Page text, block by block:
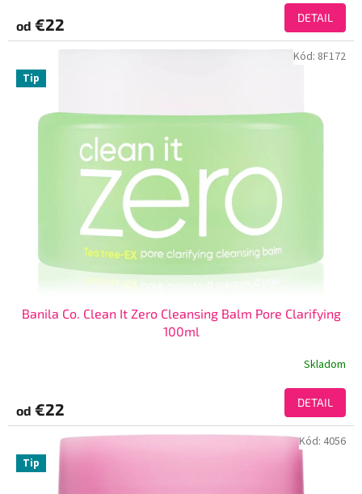
od €22 DETAIL
Tip
Banila Co. Clean It Zero Cleansing Balm Pore Clarifying
100ml
Skladom
od €22 DETAIL
Kód: 8F172
Tip
Kód: 4056